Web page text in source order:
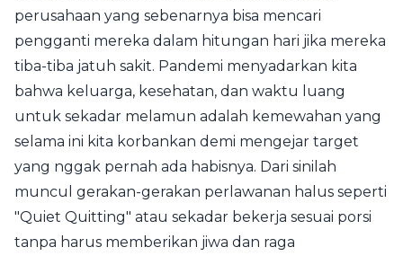
perusahaan yang sebenarnya bisa mencari
pengganti mereka dalam hitungan hari jika mereka
tiba-tiba jatuh sakit. Pandemi menyadarkan kita
bahwa keluarga, kesehatan, dan waktu luang
untuk sekadar melamun adalah kemewahan yang
selama ini kita korbankan demi mengejar target
yang nggak pernah ada habisnya. Dari sinilah
muncul gerakan-gerakan perlawanan halus seperti
"Quiet Quitting" atau sekadar bekerja sesuai porsi
tanpa harus memberikan jiwa dan raga